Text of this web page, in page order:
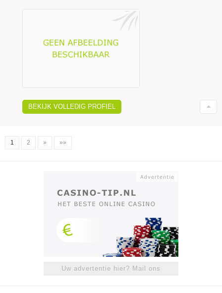
BEKIJK VOLLEDIG PROFIEL
1 2 » »»
Uw advertentie hier? Mail ons